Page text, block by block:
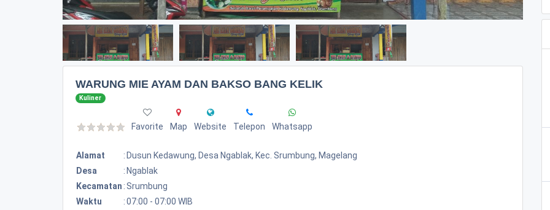
WARUNG MIE AYAM DAN BAKSO BANG KELIK
Kuliner
Favorite Map Website Telepon Whatsapp
Alamat : Dusun Kedawung, Desa Ngablak, Kec. Srumbung, Magelang
Desa
: Ngablak
Kecamatan : Srumbung
Waktu
:07:00 - 07:00 WIB